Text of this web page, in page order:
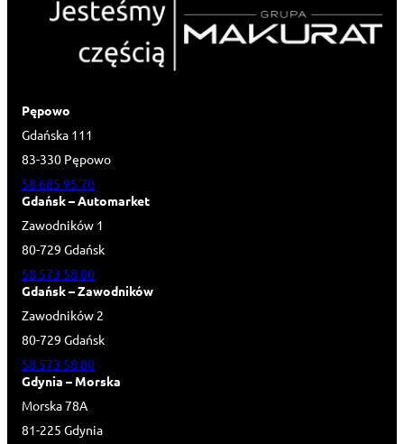
Pępowo
Gdańska 111
83-330 Pępowo
58 685 95 70
Gdańsk – Automarket
Zawodników 1
80-729 Gdańsk
58 573 58 80
Gdańsk – Zawodników
Zawodników 2
80-729 Gdańsk
58 573 58 80
Gdynia – Morska
Morska 78A
81-225 Gdynia